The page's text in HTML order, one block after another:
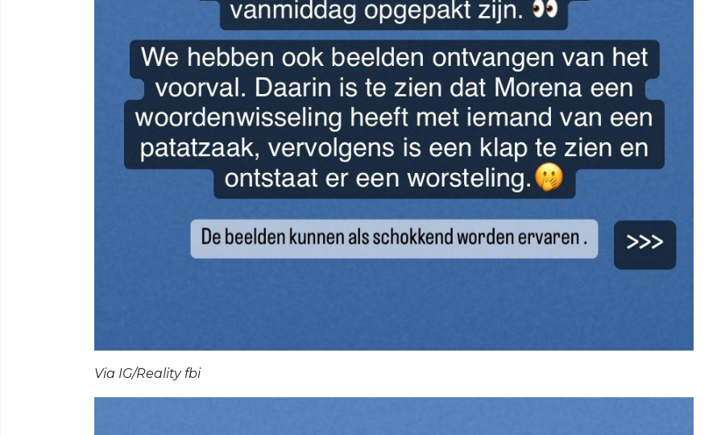
Via IG/Reality fbi